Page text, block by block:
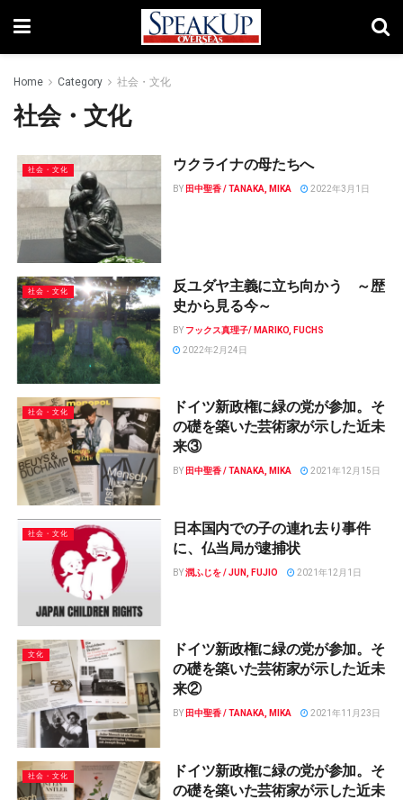
Home Category 社会・文化
社会・文化
社会・文化 ウクライナの母たちへ
BY 田中聖香 / TANAKA, MIKA 2022年3月1日
社会・文化
反ユダヤ主義に立ち向かう ～歴
史から見る今～
BY フックス真理子/ MARIKO, FUCHS
2022年2月24日
社会・文化
ドイツ新政権に緑の党が参加。そ
の礎を築いた芸術家が示した近未
来③
BY 田中聖香 / TANAKA, MIKA 2021年12月15日
社会・文化
日本国内での子の連れ去り事件
に、仏当局が逮捕状
BY潤ふじを / JUN, FUJIO 2021年12月1日
文化
ドイツ新政権に緑の党が参加。そ
の礎を築いた芸術家が示した近未
来②
BY 田中聖香 / TANAKA, MIKA 2021年11月23日
社会・文化
ドイツ新政権に緑の党が参加。そ
の礎を築いた芸術家が示した近未